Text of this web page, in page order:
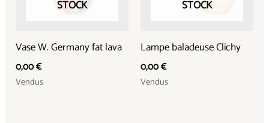
STOCK
Vase W. Germany fat lava
0,00€
Vendus
STOCK
Lampe baladeuse Clichy
0,00€
Vendus